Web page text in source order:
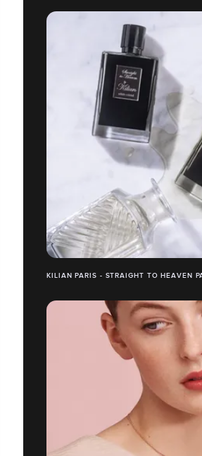
KILIAN PARIS - STRAIGHT TO HEAVEN